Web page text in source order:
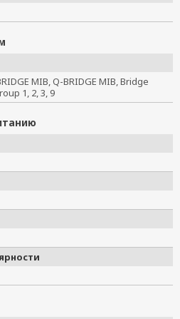
MIB, Q-BRIDGE MIB, Bridge
1, 2, 3, 9